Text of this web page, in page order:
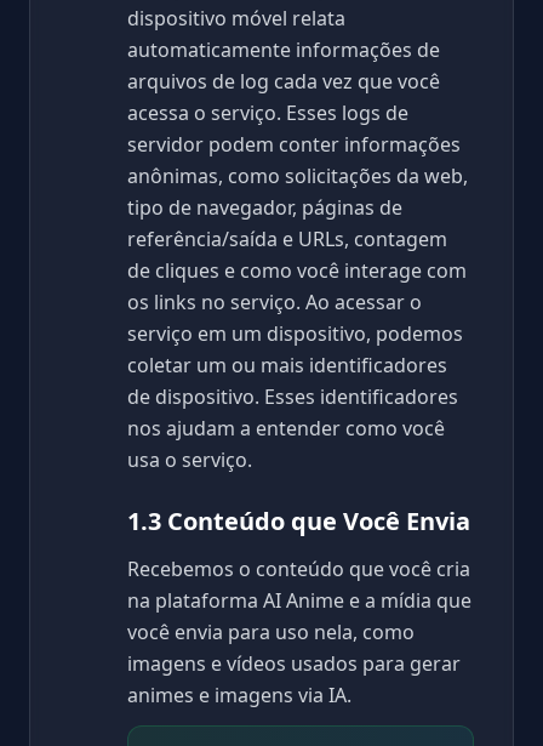
dispositivo móvel relata
automaticamente informações de
arquivos de log cada vez que você
acessa o serviço. Esses logs de
servidor podem conter informações
anônimas, como solicitações da web,
tipo de navegador, páginas de
referência/saída e URLs, contagem
de cliques e como você interage com
os links no serviço. Ao acessar o
serviço em um dispositivo, podemos
coletar um ou mais identificadores
de dispositivo. Esses identificadores
nos ajudam a entender como você
usa o serviço.
1.3 Conteúdo que Você Envia
Recebemos o conteúdo que você cria
na plataforma AI Anime e a mídia que
você envia para uso nela, como
imagens e vídeos usados para gerar
animes e imagens via IA.